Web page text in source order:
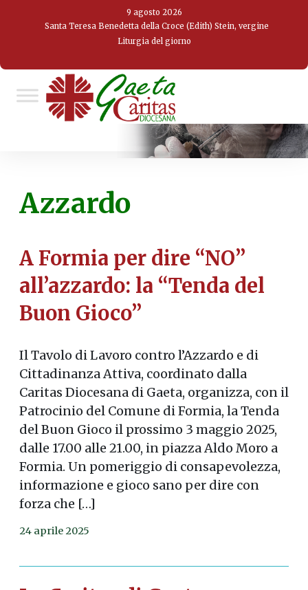
9 agosto 2026
Santa Teresa Benedetta della Croce (Edith) Stein, vergine
Liturgia del giorno
Azzardo
A Formia per dire “NO”
all’azzardo: la “Tenda del
Buon Gioco”
Il Tavolo di Lavoro contro l’Azzardo e di
Cittadinanza Attiva, coordinato dalla
Caritas Diocesana di Gaeta, organizza, con il
Patrocinio del Comune di Formia, la Tenda
del Buon Gioco il prossimo 3 maggio 2025,
dalle 17.00 alle 21.00, in piazza Aldo Moro a
Formia. Un pomeriggio di consapevolezza,
informazione e gioco sano per dire con
forza che […]
24 aprile 2025